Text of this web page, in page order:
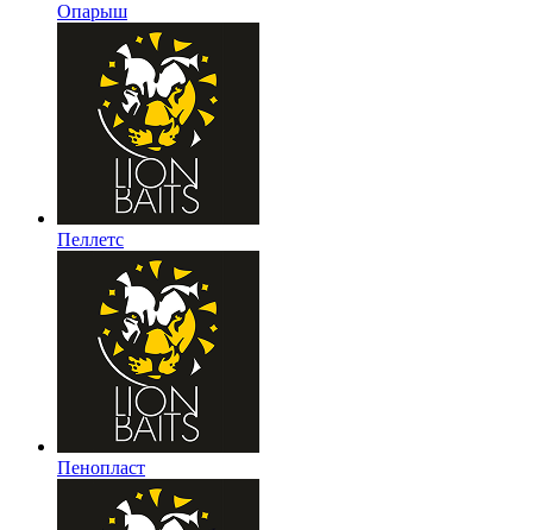
Опарыш
Пеллетс
Пенопласт